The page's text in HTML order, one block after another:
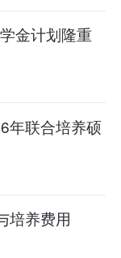
金计划隆重
年联合培养硕
培养费用